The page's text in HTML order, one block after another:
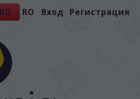
RU RO Вход Регистрация